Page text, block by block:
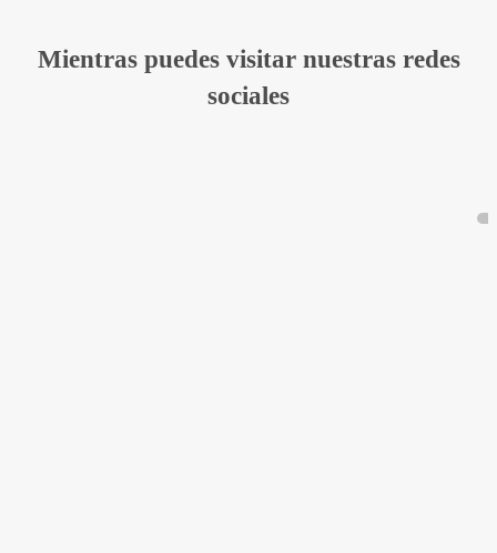
Mientras puedes visitar nuestras redes
sociales